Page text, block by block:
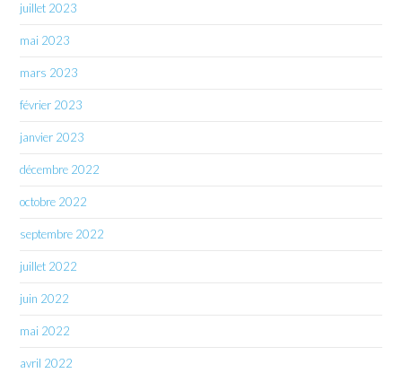
juillet 2023
mai 2023
mars 2023
février 2023
janvier 2023
décembre 2022
octobre 2022
septembre 2022
juillet 2022
juin 2022
mai 2022
avril 2022